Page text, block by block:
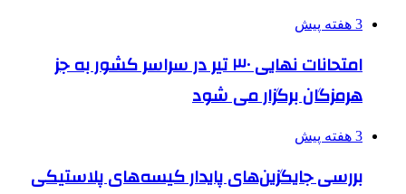
3 هفته پیش
امتحانات نهایی ۳۰ تیر در سراسر کشور به جز
هرمزگان برگزار می شود
3 هفته پیش
بررسی جایگزین‌های پایدار کیسه‌های پلاستیکی